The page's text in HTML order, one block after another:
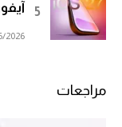
آيفون 11
2026
مراجعات